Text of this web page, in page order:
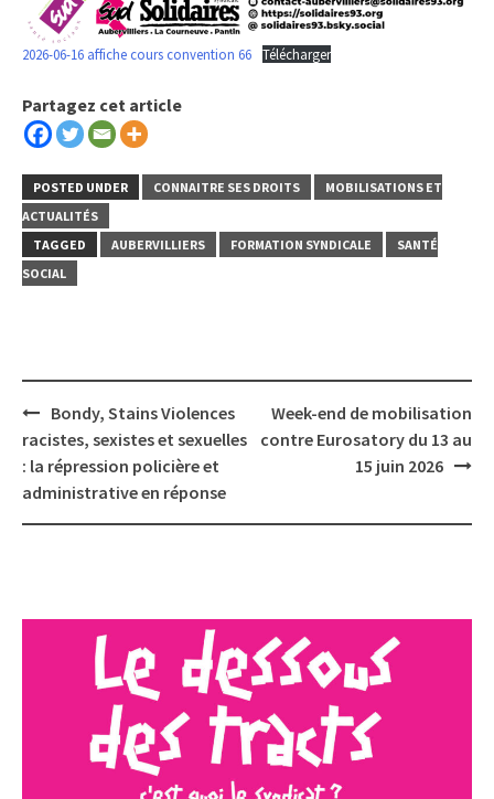
2026-06-16 affiche cours convention 66 Télécharger
Partagez cet article
POSTED UNDER CONNAITRE SES DROITS
MOBILISATIONS ET
ACTUALITÉS
TAGGED
AUBERVILLIERS FORMATION SYNDICALE
SANTÉ
SOCIAL
Post
navigation
Bondy, Stains Violences
racistes, sexistes et sexuelles
: la répression policière et
administrative en réponse
Week-end de mobilisation
contre Eurosatory du 13 au
15 juin 2026